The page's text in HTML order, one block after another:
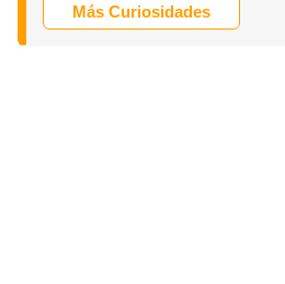
Más Curiosidades